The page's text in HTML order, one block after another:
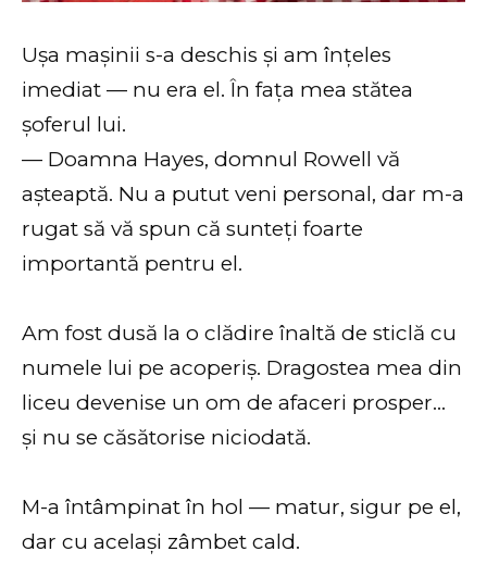
Ușa mașinii s-a deschis și am înțeles
imediat — nu era el. În fața mea stătea
șoferul lui.
— Doamna Hayes, domnul Rowell vă
așteaptă. Nu a putut veni personal, dar m-a
rugat să vă spun că sunteți foarte
importantă pentru el.
Am fost dusă la o clădire înaltă de sticlă cu
numele lui pe acoperiș. Dragostea mea din
liceu devenise un om de afaceri prosper…
și nu se căsătorise niciodată.
M-a întâmpinat în hol — matur, sigur pe el,
dar cu același zâmbet cald.